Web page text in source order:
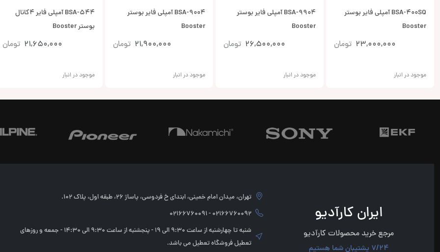
BSA-400SQ آمپلی فایر بوستر
Booster
23,000,000 تومان
موجود در انبار
BSA-9904 آمپلی فایر بوستر
Booster
26,500,000 تومان
موجود در انبار
BSA-9004 آمپلی فایر بوستر
Booster
21,900,000 تومان
موجود در انبار
BSA-544 آمپلی فایر 4کانال
بوستر Booster
21,650,000 تومان
موجود در انبار
ایران کارآدیو
مرجع خرید محصولات کارآدیو
7/24 پشتیبان شما هستیم
تهران، میدان امام خمینی، ابتدای خ فردوسی، پاساژ 26، طبقه اول، پلاک 102.
02166760092 - 02166760091
شنبه تا چهارشنبه از ساعت 9:30 الی 19 - پنجشنبه از ساعت 9:30 الی 14:30 - جمعه و روزهای
تعطیل فروشگاه تعطیل می باشد.